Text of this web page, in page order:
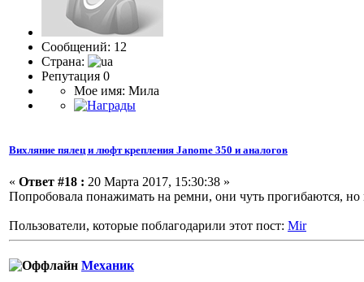
Сообщений: 12
Страна:
Репутация 0
Мое имя: Мила
Вихляние пялец и люфт крепления Janome 350 и аналогов
« Ответ #18 : 20 Марта 2017, 15:30:38 »
Попробовала понажимать на ремни, они чуть прогибаются, но
Пользователи, которые поблагодарили этот пост: Mir
Механик